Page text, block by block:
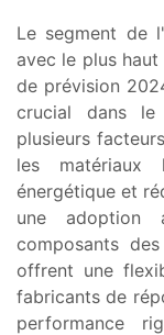
Le segment de
avec le plus haut
de prévision
crucial dans
plusieurs
les matériaux
énergétique et
une adoption
composants
offrent une
fabricants de
performance